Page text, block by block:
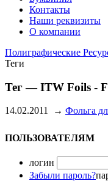
Контакты
Наши реквизиты
О компании
Полиграфические
Теги
Тег — ITW Foils -
14.02.2011 → Фольга
ПОЛЬЗОВАТЕЛЯМ
логин
Забыли пароль?